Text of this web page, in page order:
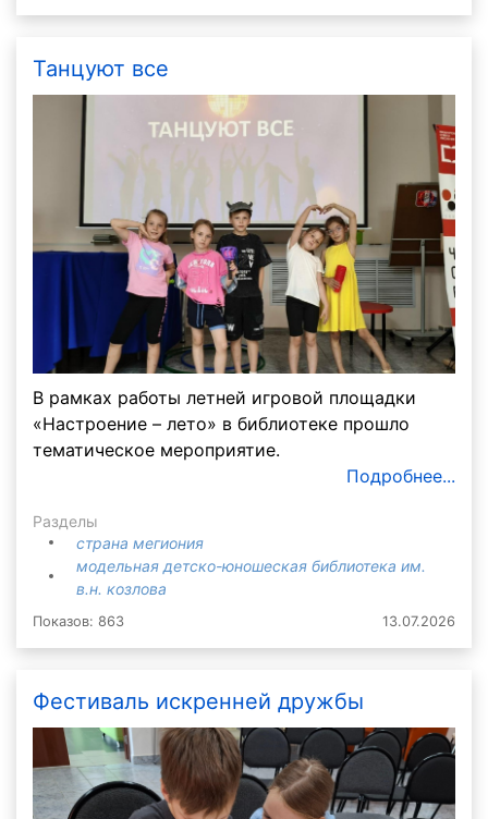
Танцуют все
В рамках работы летней игровой площадки
«Настроение – лето» в библиотеке прошло
тематическое мероприятие.
Подробнее...
Разделы
страна мегиония
модельная детско-юношеская библиотека им.
в.н. козлова
Показов: 863 13.07.2026
Фестиваль искренней дружбы